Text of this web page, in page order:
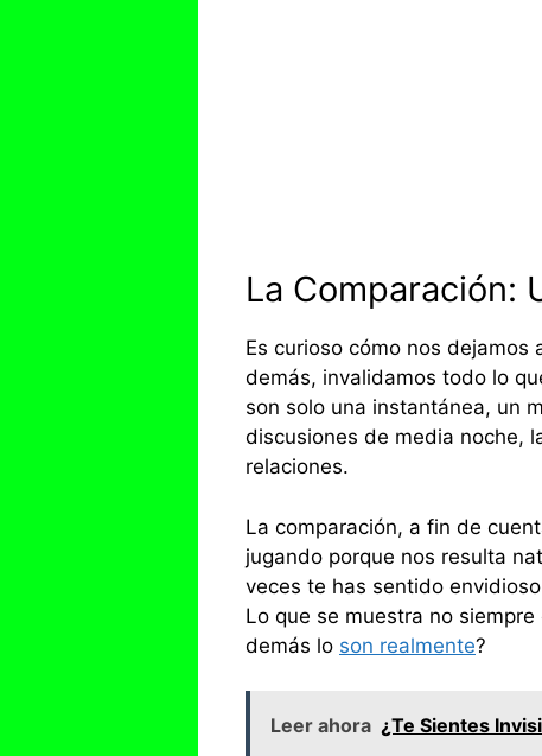
La Comparación:
Es curioso cómo nos dejamos
demás, invalidamos todo lo
son solo una instantánea, un
discusiones de media noche,
relaciones.
La comparación, a fin de
jugando porque nos resulta
veces te has sentido
Lo que se muestra no
demás lo son realmente?
Leer ahora ¿Te Sientes